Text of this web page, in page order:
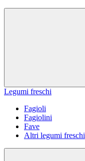
Legumi freschi
Fagioli
Fagiolini
Fave
Altri legumi freschi